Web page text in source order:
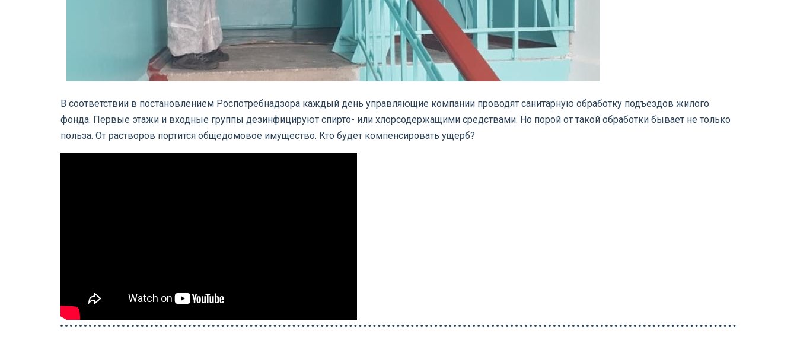
В соответствии в постановлением Роспотребнадзора каждый день управляющие компании проводят санитарную обработку подъездов жилого
фонда. Первые этажи и входные группы дезинфицируют спирто- или хлорсодержащими средствами. Но порой от такой обработки бывает не только
польза. От растворов портится общедомовое имущество. Кто будет компенсировать ущерб?